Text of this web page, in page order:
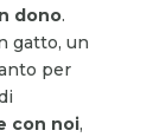
dono.
gatto, un
per
con noi,